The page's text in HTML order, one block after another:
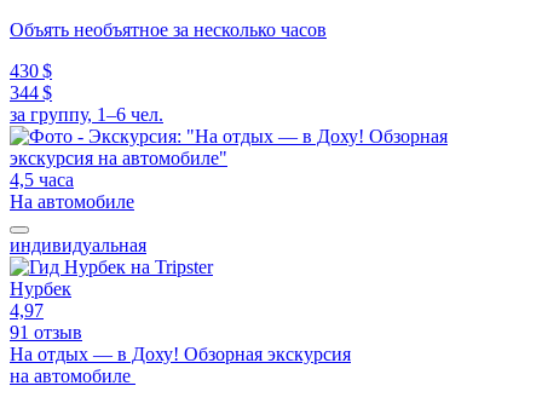
Объять необъятное за несколько часов
430 $
344 $
за группу, 1–6 чел.
4,5 часа
На автомобиле
индивидуальная
Нурбек
4,97
91 отзыв
На отдых — в Доху! Обзорная экскурсия
на автомобиле